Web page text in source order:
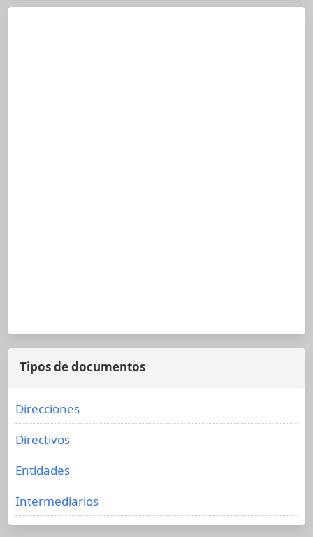
Tipos de documentos
Direcciones
Directivos
Entidades
Intermediarios